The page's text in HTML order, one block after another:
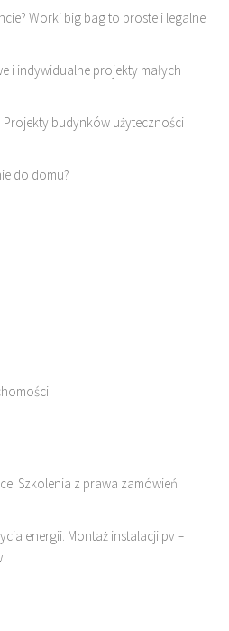
Worki big bag to proste i legalne
i indywidualne projekty małych
budynków użyteczności
do domu?
Szkolenia z prawa zamówień
energii. Montaż instalacji pv –